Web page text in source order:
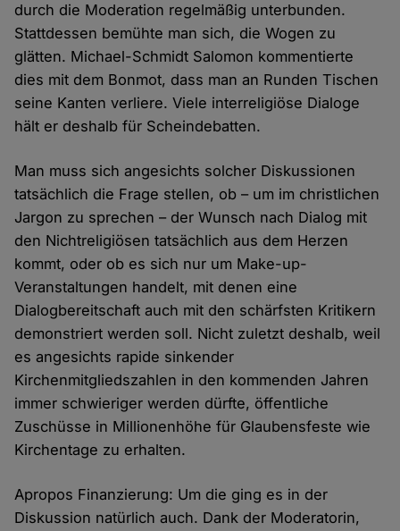
durch die Moderation regelmäßig unterbunden.
Stattdessen bemühte man sich, die Wogen zu
glätten. Michael-Schmidt Salomon kommentierte
dies mit dem Bonmot, dass man an Runden Tischen
seine Kanten verliere. Viele interreligiöse Dialoge
hält er deshalb für Scheindebatten.
Man muss sich angesichts solcher Diskussionen
tatsächlich die Frage stellen, ob – um im christlichen
Jargon zu sprechen – der Wunsch nach Dialog mit
den Nichtreligiösen tatsächlich aus dem Herzen
kommt, oder ob es sich nur um Make-up-
Veranstaltungen handelt, mit denen eine
Dialogbereitschaft auch mit den schärfsten Kritikern
demonstriert werden soll. Nicht zuletzt deshalb, weil
es angesichts rapide sinkender
Kirchenmitgliedszahlen in den kommenden Jahren
immer schwieriger werden dürfte, öffentliche
Zuschüsse in Millionenhöhe für Glaubensfeste wie
Kirchentage zu erhalten.
Apropos Finanzierung: Um die ging es in der
Diskussion natürlich auch. Dank der Moderatorin,